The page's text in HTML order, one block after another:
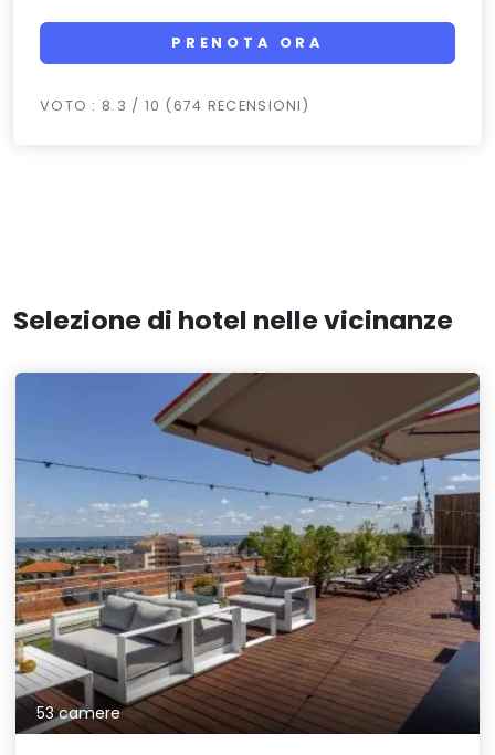
PRENOTA ORA
VOTO : 8.3 / 10 (674 RECENSIONI)
Selezione di hotel nelle vicinanze
53 camere